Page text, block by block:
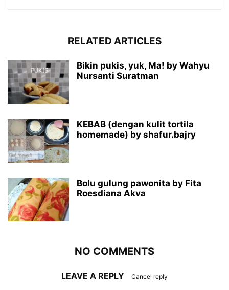
RELATED ARTICLES
Bikin pukis, yuk, Ma! by Wahyu
Nursanti Suratman
KEBAB (dengan kulit tortila
homemade) by shafur.bajry
Bolu gulung pawonita by Fita
Roesdiana Akva
NO COMMENTS
LEAVE A REPLY Cancel reply